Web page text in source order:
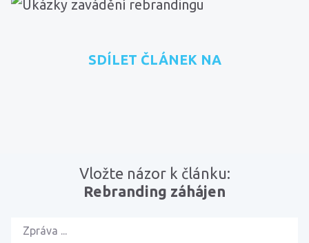
SDÍLET ČLÁNEK NA
Vložte názor k článku:
Rebranding záhájen